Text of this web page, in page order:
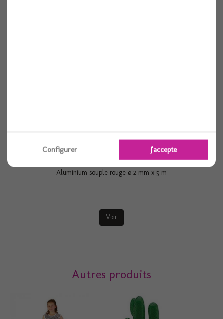
Aluminium souple rouge ø 2 mm x 5 m
Voir
Autres produits
Configurer J'accepte